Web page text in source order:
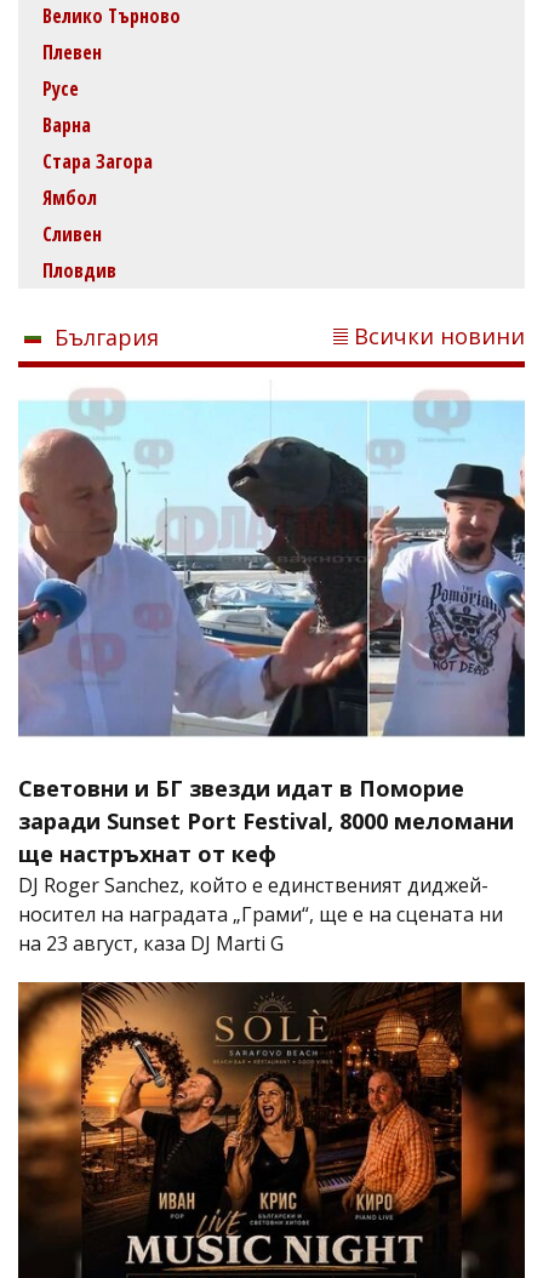
Велико Търново
Плевен
Русе
Варна
Стара Загора
Ямбол
Сливен
Пловдив
България Всички новини
Световни и БГ звезди идат в Поморие
заради Sunset Port Festival, 8000 меломани
ще настръхнат от кеф
DJ Roger Sanchez, който е единственият диджей-
носител на наградата „Грами“, ще е на сцената ни
на 23 август, каза DJ Marti G